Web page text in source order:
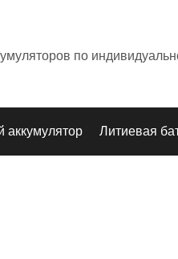
по
Литиевая